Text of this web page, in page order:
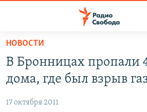
упрощенного
доступа
основному
ПОДКАСТЫ
ЦИТАТЫ СВОБОДЫ
НОВОСТИ
В Бронницах пропали
дома, где был взрыв
17 октября 2011